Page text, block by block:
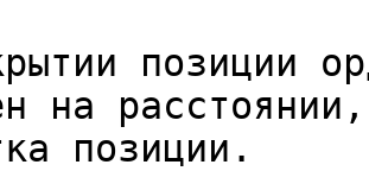
позиции
на
позиции.